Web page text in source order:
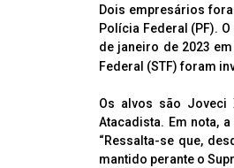
Dois empresários
Polícia Federal (PF).
de janeiro de 2023
Federal (STF) foram
Os alvos são Joveci
Atacadista. Em nota,
“Ressalta-se que,
mantido perante o